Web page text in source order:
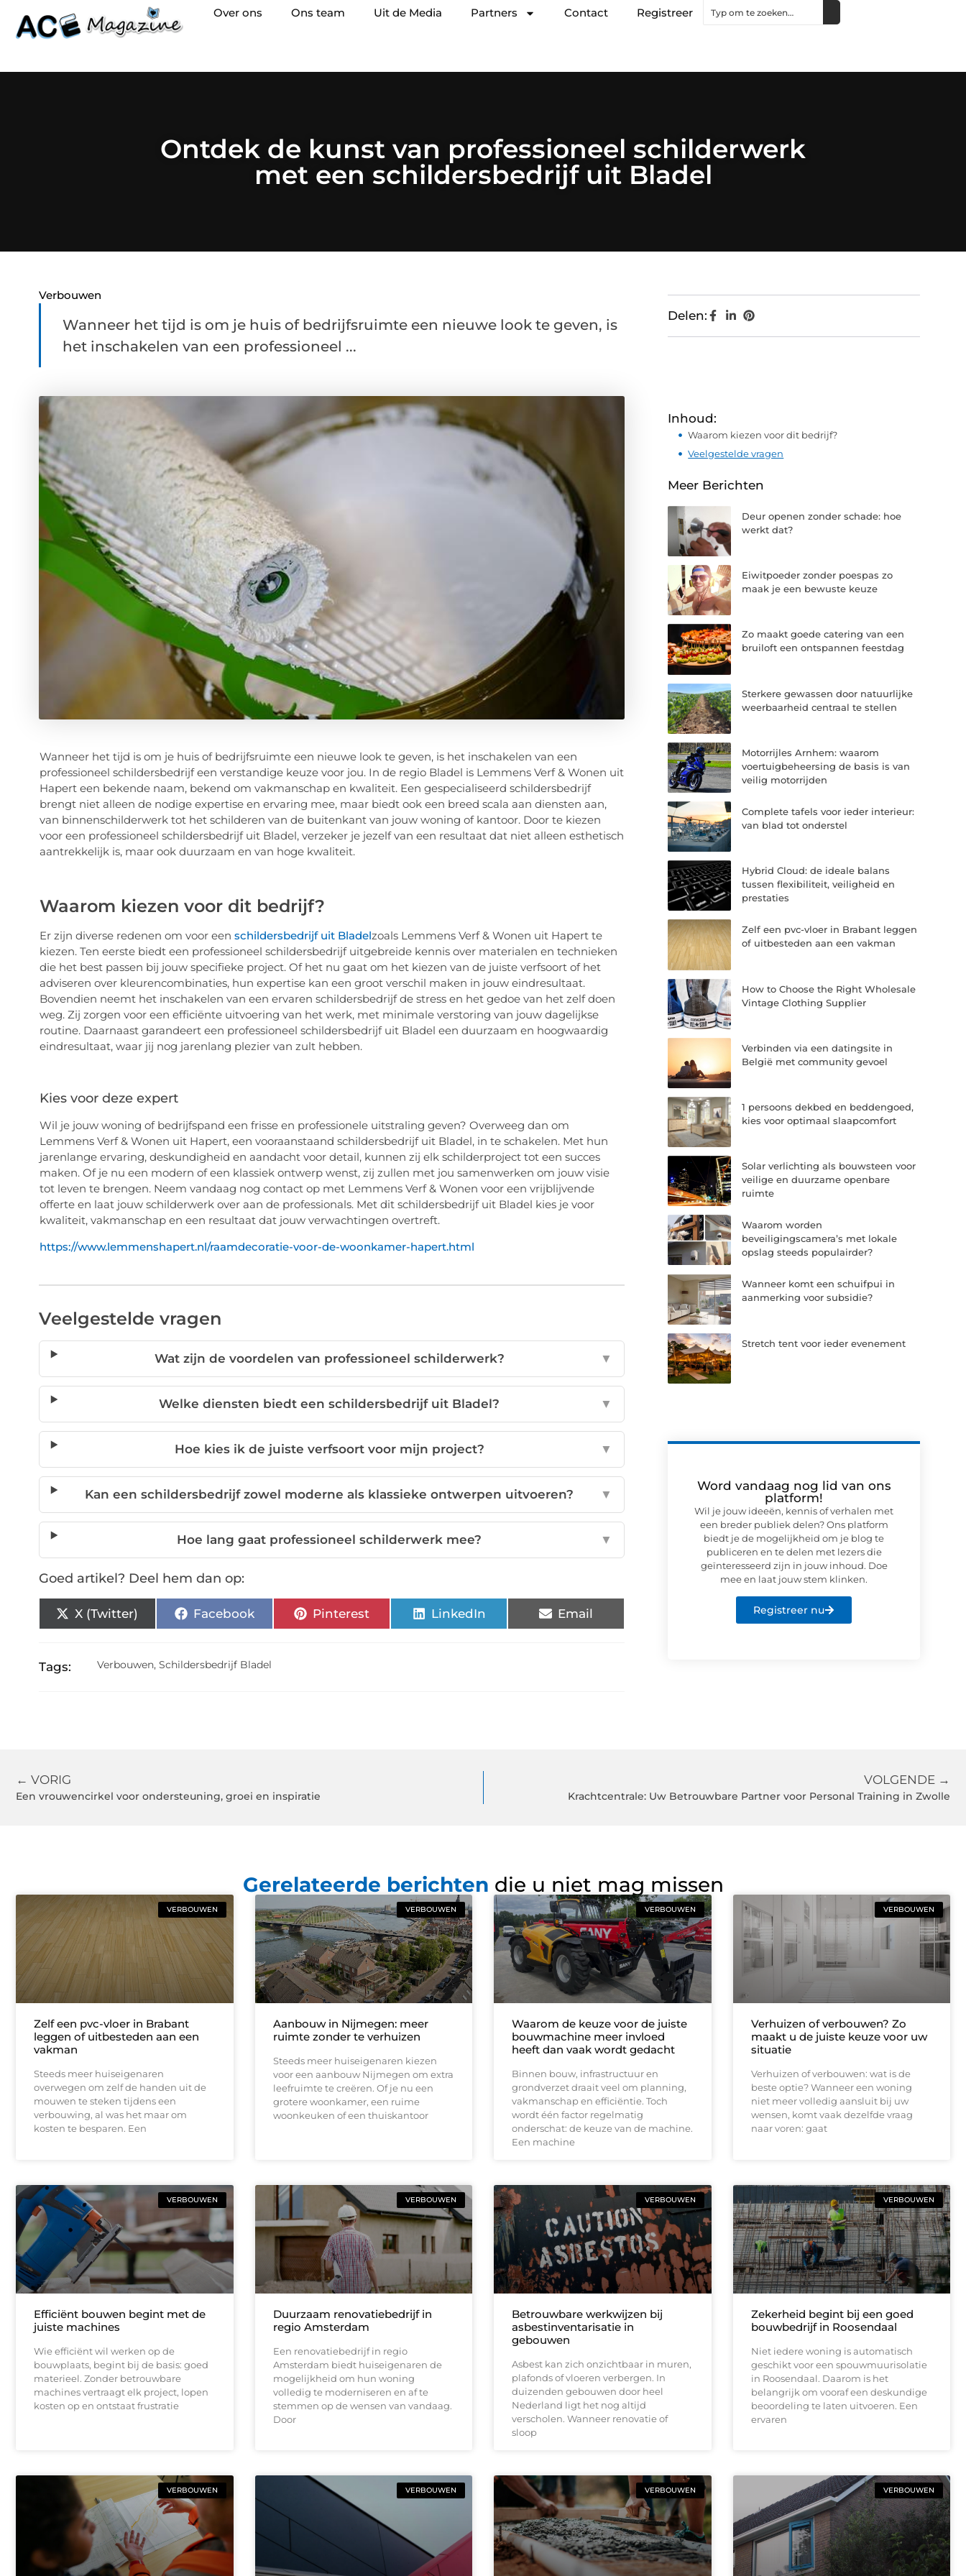
Over ons Ons team Uit de Media Partners Contact Registreer
Ontdek de kunst van professioneel schilderwerk
met een schildersbedrijf uit Bladel
Verbouwen
Wanneer het tijd is om je huis of bedrijfsruimte een nieuwe look te geven, is
het inschakelen van een professioneel ...
Wanneer het tijd is om je huis of bedrijfsruimte een nieuwe look te geven, is het inschakelen van een
professioneel schildersbedrijf een verstandige keuze voor jou. In de regio Bladel is Lemmens Verf & Wonen uit
Hapert een bekende naam, bekend om vakmanschap en kwaliteit. Een gespecialiseerd schildersbedrijf
brengt niet alleen de nodige expertise en ervaring mee, maar biedt ook een breed scala aan diensten aan,
van binnenschilderwerk tot het schilderen van de buitenkant van jouw woning of kantoor. Door te kiezen
voor een professioneel schildersbedrijf uit Bladel, verzeker je jezelf van een resultaat dat niet alleen esthetisch
aantrekkelijk is, maar ook duurzaam en van hoge kwaliteit.
Waarom kiezen voor dit bedrijf?
Er zijn diverse redenen om voor een schildersbedrijf uit Bladelzoals Lemmens Verf & Wonen uit Hapert te
kiezen. Ten eerste biedt een professioneel schildersbedrijf uitgebreide kennis over materialen en technieken
die het best passen bij jouw specifieke project. Of het nu gaat om het kiezen van de juiste verfsoort of het
adviseren over kleurencombinaties, hun expertise kan een groot verschil maken in jouw eindresultaat.
Bovendien neemt het inschakelen van een ervaren schildersbedrijf de stress en het gedoe van het zelf doen
weg. Zij zorgen voor een efficiënte uitvoering van het werk, met minimale verstoring van jouw dagelijkse
routine. Daarnaast garandeert een professioneel schildersbedrijf uit Bladel een duurzaam en hoogwaardig
eindresultaat, waar jij nog jarenlang plezier van zult hebben.
Kies voor deze expert
Wil je jouw woning of bedrijfspand een frisse en professionele uitstraling geven? Overweeg dan om
Lemmens Verf & Wonen uit Hapert, een vooraanstaand schildersbedrijf uit Bladel, in te schakelen. Met hun
jarenlange ervaring, deskundigheid en aandacht voor detail, kunnen zij elk schilderproject tot een succes
maken. Of je nu een modern of een klassiek ontwerp wenst, zij zullen met jou samenwerken om jouw visie
tot leven te brengen. Neem vandaag nog contact op met Lemmens Verf & Wonen voor een vrijblijvende
offerte en laat jouw schilderwerk over aan de professionals. Met dit schildersbedrijf uit Bladel kies je voor
kwaliteit, vakmanschap en een resultaat dat jouw verwachtingen overtreft.
https://www.lemmenshapert.nl/raamdecoratie-voor-de-woonkamer-hapert.html
Veelgestelde vragen
Wat zijn de voordelen van professioneel schilderwerk? ▼
Welke diensten biedt een schildersbedrijf uit Bladel? ▼
Hoe kies ik de juiste verfsoort voor mijn project? ▼
Kan een schildersbedrijf zowel moderne als klassieke ontwerpen uitvoeren? ▼
Hoe lang gaat professioneel schilderwerk mee? ▼
Goed artikel? Deel hem dan op:
X (Twitter) Facebook Pinterest LinkedIn Email
Tags: Verbouwen,Schildersbedrijf Bladel
Delen:
Inhoud:
Waarom kiezen voor dit bedrijf?
Veelgestelde vragen
Meer Berichten
Deur openen zonder schade: hoe
werkt dat?
Eiwitpoeder zonder poespas zo
maak je een bewuste keuze
Zo maakt goede catering van een
bruiloft een ontspannen feestdag
Sterkere gewassen door natuurlijke
weerbaarheid centraal te stellen
Motorrijles Arnhem: waarom
voertuigbeheersing de basis is van
veilig motorrijden
Complete tafels voor ieder interieur:
van blad tot onderstel
Hybrid Cloud: de ideale balans
tussen flexibiliteit, veiligheid en
prestaties
Zelf een pvc-vloer in Brabant leggen
of uitbesteden aan een vakman
How to Choose the Right Wholesale
Vintage Clothing Supplier
Verbinden via een datingsite in
België met community gevoel
1 persoons dekbed en beddengoed,
kies voor optimaal slaapcomfort
Solar verlichting als bouwsteen voor
veilige en duurzame openbare
ruimte
Waarom worden
beveiligingscamera’s met lokale
opslag steeds populairder?
Wanneer komt een schuifpui in
aanmerking voor subsidie?
Stretch tent voor ieder evenement
Word vandaag nog lid van ons
platform!
Wil je jouw ideeën, kennis of verhalen met
een breder publiek delen? Ons platform
biedt je de mogelijkheid om je blog te
publiceren en te delen met lezers die
geïnteresseerd zijn in jouw inhoud. Doe
mee en laat jouw stem klinken.
Registreer nu
← VORIG
Een vrouwencirkel voor ondersteuning, groei en inspiratie
VOLGENDE →
Krachtcentrale: Uw Betrouwbare Partner voor Personal Training in Zwolle
Gerelateerde berichten die u niet mag missen
VERBOUWEN
Zelf een pvc-vloer in Brabant
leggen of uitbesteden aan een
vakman
Steeds meer huiseigenaren
overwegen om zelf de handen uit de
mouwen te steken tijdens een
verbouwing, al was het maar om
kosten te besparen. Een
VERBOUWEN
Aanbouw in Nijmegen: meer
ruimte zonder te verhuizen
Steeds meer huiseigenaren kiezen
voor een aanbouw Nijmegen om extra
leefruimte te creëren. Of je nu een
grotere woonkamer, een ruime
woonkeuken of een thuiskantoor
VERBOUWEN
Waarom de keuze voor de juiste
bouwmachine meer invloed
heeft dan vaak wordt gedacht
Binnen bouw, infrastructuur en
grondverzet draait veel om planning,
vakmanschap en efficiëntie. Toch
wordt één factor regelmatig
onderschat: de keuze van de machine.
Een machine
VERBOUWEN
Verhuizen of verbouwen? Zo
maakt u de juiste keuze voor uw
situatie
Verhuizen of verbouwen: wat is de
beste optie? Wanneer een woning
niet meer volledig aansluit bij uw
wensen, komt vaak dezelfde vraag
naar voren: gaat
VERBOUWEN
Efficiënt bouwen begint met de
juiste machines
Wie efficiënt wil werken op de
bouwplaats, begint bij de basis: goed
materieel. Zonder betrouwbare
machines vertraagt elk project, lopen
kosten op en ontstaat frustratie
VERBOUWEN
Duurzaam renovatiebedrijf in
regio Amsterdam
Een renovatiebedrijf in regio
Amsterdam biedt huiseigenaren de
mogelijkheid om hun woning
volledig te moderniseren en af te
stemmen op de wensen van vandaag.
Door
VERBOUWEN
Betrouwbare werkwijzen bij
asbestinventarisatie in
gebouwen
Asbest kan zich onzichtbaar in muren,
plafonds of vloeren verbergen. In
duizenden gebouwen door heel
Nederland ligt het nog altijd
verscholen. Wanneer renovatie of
sloop
VERBOUWEN
Zekerheid begint bij een goed
bouwbedrijf in Roosendaal
Niet iedere woning is automatisch
geschikt voor een spouwmuurisolatie
in Roosendaal. Daarom is het
belangrijk om vooraf een deskundige
beoordeling te laten uitvoeren. Een
ervaren
VERBOUWEN VERBOUWEN VERBOUWEN VERBOUWEN